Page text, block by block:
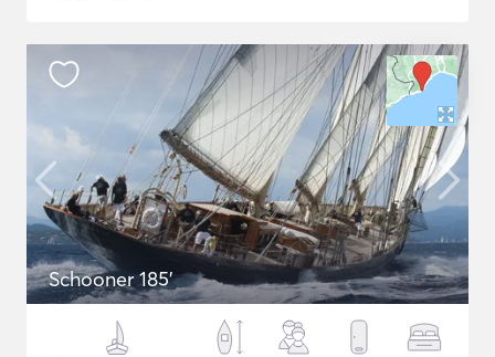
Schooner 185'